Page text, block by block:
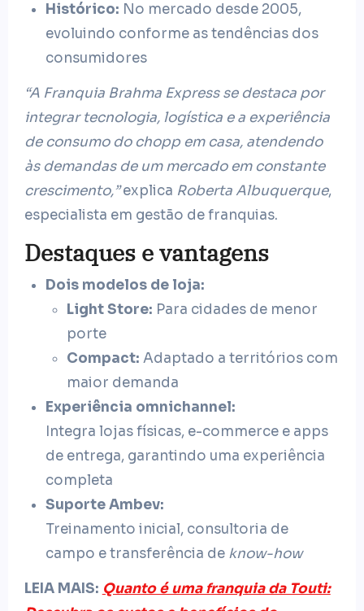
Histórico: No mercado desde 2005,
evoluindo conforme as tendências dos
consumidores
“A Franquia Brahma Express se destaca por
integrar tecnologia, logística e a experiência
de consumo do chopp em casa, atendendo
às demandas de um mercado em constante
crescimento,”explica Roberta Albuquerque,
especialista em gestão de franquias.
Destaques e vantagens
Dois modelos de loja:
Light Store: Para cidades de menor
porte
Compact: Adaptado a territórios com
maior demanda
Experiência omnichannel:
Integra lojas físicas, e-commerce e apps
de entrega, garantindo uma experiência
completa
Suporte Ambev:
Treinamento inicial, consultoria de
campo e transferência de know-how
LEIA MAIS: Quanto é uma franquia da Touti: